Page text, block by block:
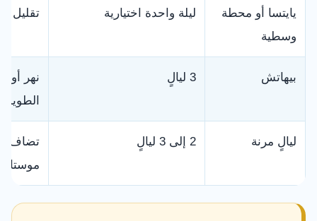
يايتسا أو محطة
وسطية
ليلة واحدة اختيارية تقليل
بيهاتش 3 ليالٍ
نهر
الطويل
ليالٍ مرنة 2 إلى 3 ليالٍ
تضاف
موستار